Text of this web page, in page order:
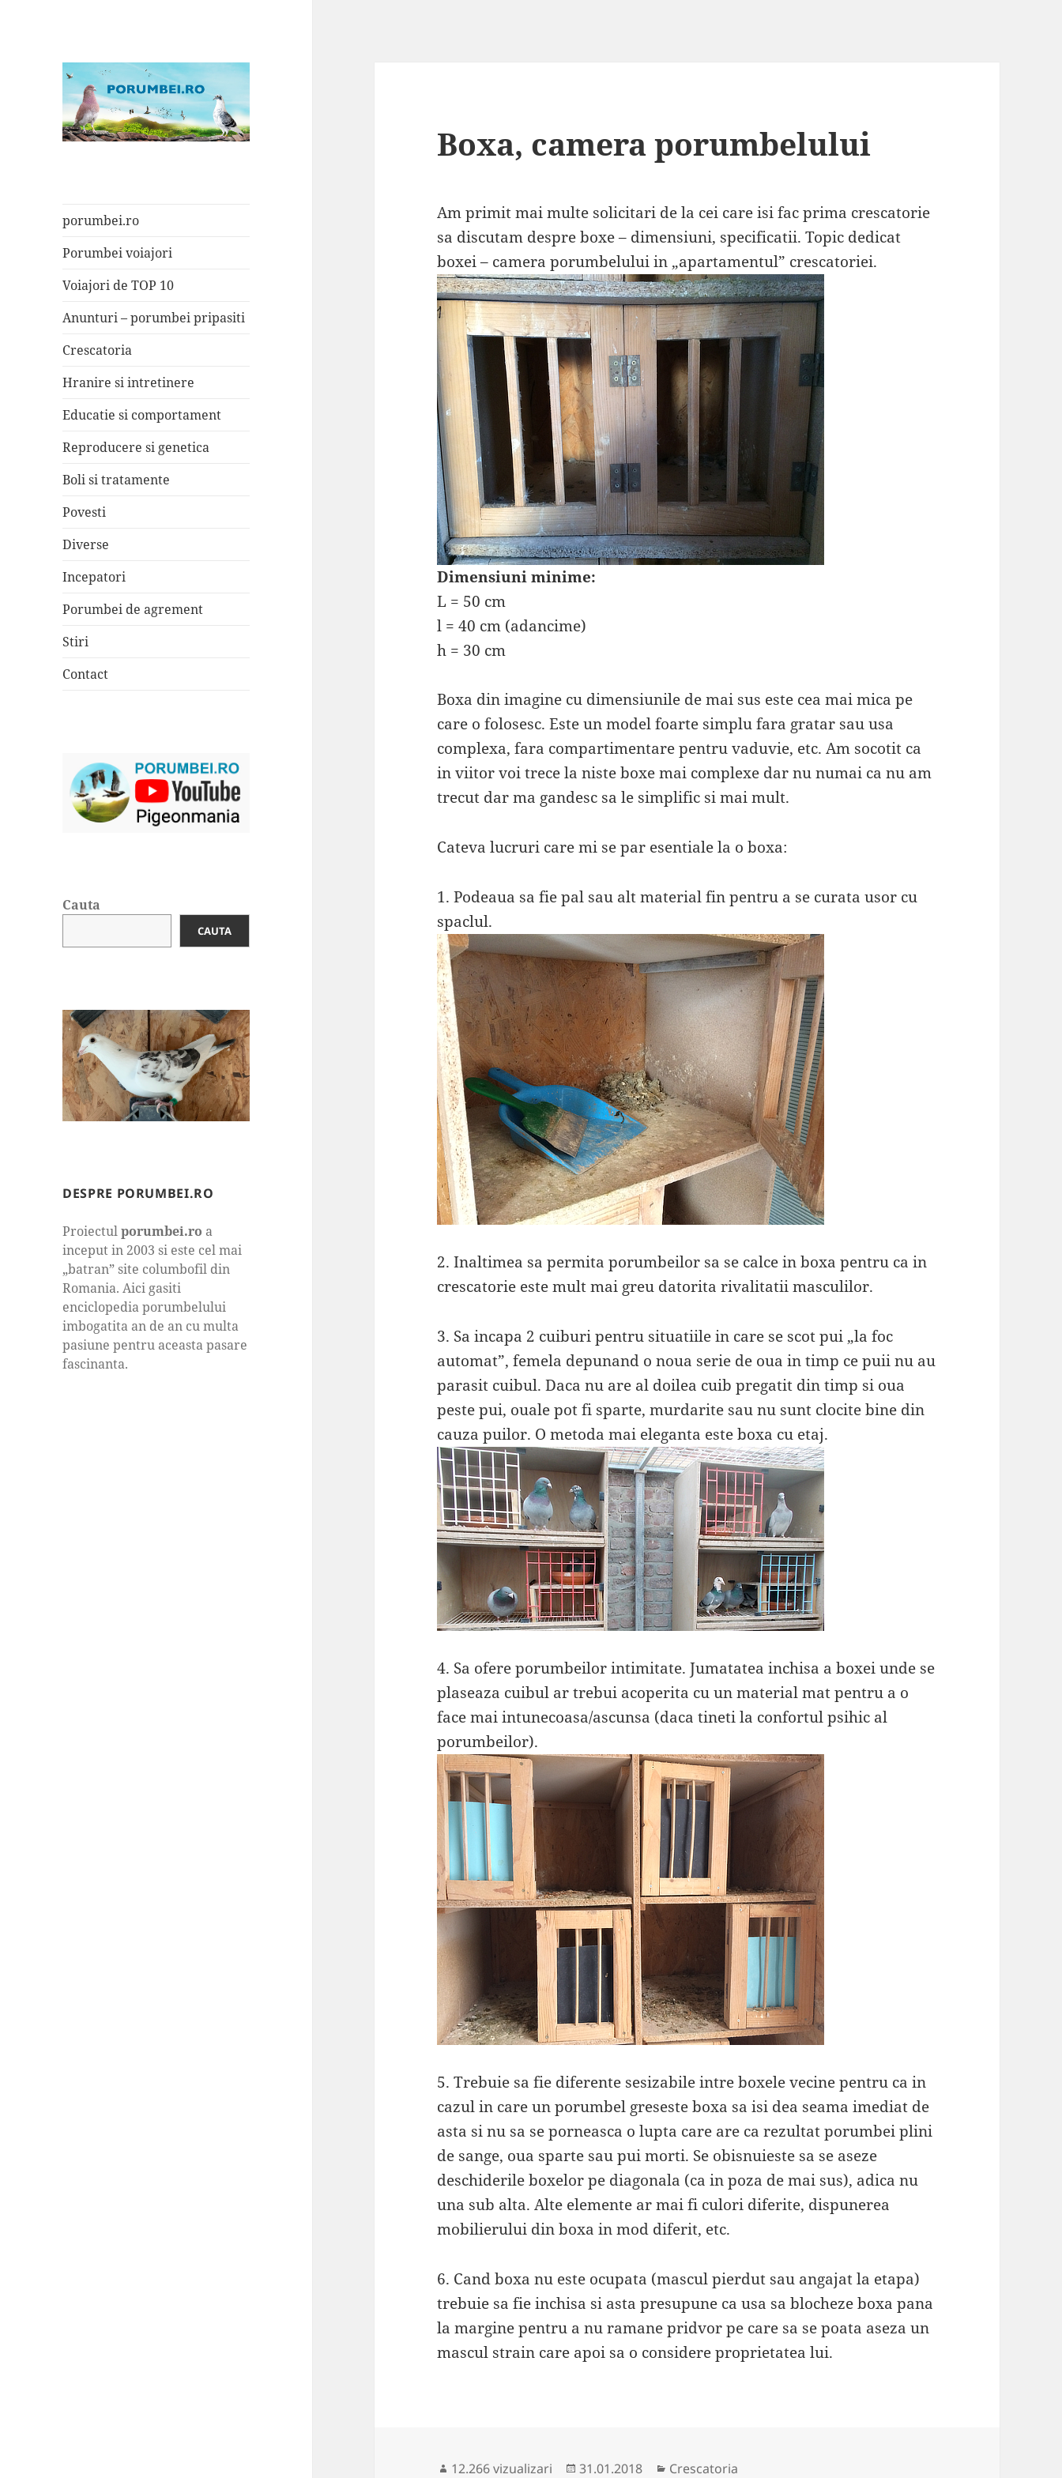
porumbei.ro
Porumbei voiajori
Voiajori de TOP 10
Anunturi – porumbei pripasiti
Crescatoria
Hranire si intretinere
Educatie si comportament
Reproducere si genetica
Boli si tratamente
Povesti
Diverse
Incepatori
Porumbei de agrement
Stiri
Contact
Cauta
CAUTA
DESPRE PORUMBEI.RO
Proiectulporumbei.ro a
inceput in 2003 si este cel mai
„batran” site columbofil din
Romania. Aici gasiti
enciclopedia porumbelului
imbogatita an de an cu multa
pasiune pentru aceasta pasare
fascinanta.
Boxa, camera porumbelului
Am primit mai multe solicitari de la cei care isi fac prima crescatorie
sa discutam despre boxe – dimensiuni, specificatii. Topic dedicat
boxei – camera porumbelului in „apartamentul” crescatoriei.
Dimensiuni minime:
L = 50 cm
l = 40 cm (adancime)
h = 30 cm
Boxa din imagine cu dimensiunile de mai sus este cea mai mica pe
care o folosesc. Este un model foarte simplu fara gratar sau usa
complexa, fara compartimentare pentru vaduvie, etc. Am socotit ca
in viitor voi trece la niste boxe mai complexe dar nu numai ca nu am
trecut dar ma gandesc sa le simplific si mai mult.
Cateva lucruri care mi se par esentiale la o boxa:
1. Podeaua sa fie pal sau alt material fin pentru a se curata usor cu
spaclul.
2. Inaltimea sa permita porumbeilor sa se calce in boxa pentru ca in
crescatorie este mult mai greu datorita rivalitatii masculilor.
3. Sa incapa 2 cuiburi pentru situatiile in care se scot pui „la foc
automat”, femela depunand o noua serie de oua in timp ce puii nu au
parasit cuibul. Daca nu are al doilea cuib pregatit din timp si oua
peste pui, ouale pot fi sparte, murdarite sau nu sunt clocite bine din
cauza puilor. O metoda mai eleganta este boxa cu etaj.
4. Sa ofere porumbeilor intimitate. Jumatatea inchisa a boxei unde se
plaseaza cuibul ar trebui acoperita cu un material mat pentru a o
face mai intunecoasa/ascunsa (daca tineti la confortul psihic al
porumbeilor).
5. Trebuie sa fie diferente sesizabile intre boxele vecine pentru ca in
cazul in care un porumbel greseste boxa sa isi dea seama imediat de
asta si nu sa se porneasca o lupta care are ca rezultat porumbei plini
de sange, oua sparte sau pui morti. Se obisnuieste sa se aseze
deschiderile boxelor pe diagonala (ca in poza de mai sus), adica nu
una sub alta. Alte elemente ar mai fi culori diferite, dispunerea
mobilierului din boxa in mod diferit, etc.
6. Cand boxa nu este ocupata (mascul pierdut sau angajat la etapa)
trebuie sa fie inchisa si asta presupune ca usa sa blocheze boxa pana
la margine pentru a nu ramane pridvor pe care sa se poata aseza un
mascul strain care apoi sa o considere proprietatea lui.
12.266 vizualizari
Publicat
31.01.2018 Categorii
Crescatoria